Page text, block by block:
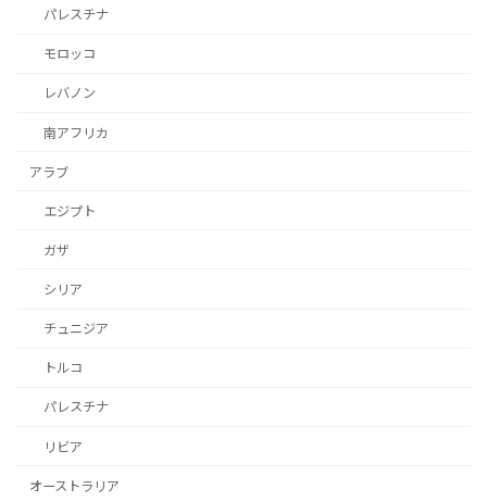
パレスチナ
モロッコ
レバノン
南アフリカ
アラブ
エジプト
ガザ
シリア
チュニジア
トルコ
パレスチナ
リビア
オーストラリア